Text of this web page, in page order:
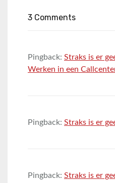
3 Comments
Pingback: Straks is er
Werken in een
Pingback: Straks is er
Pingback: Straks is er